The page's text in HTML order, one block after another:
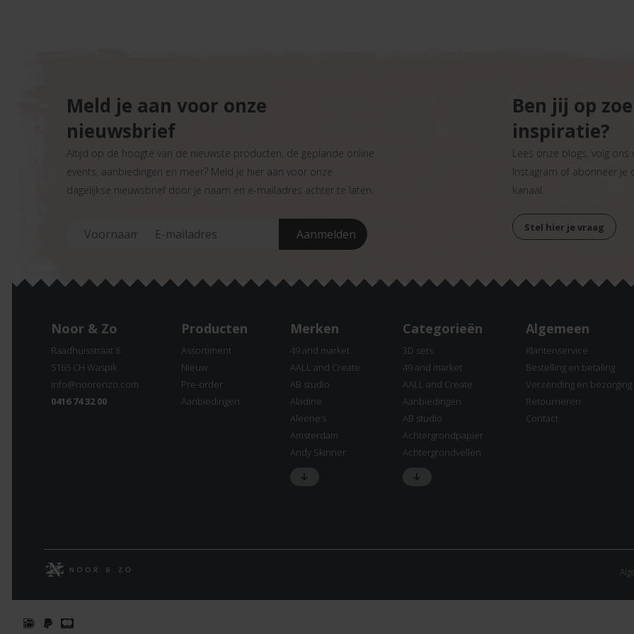
Meld je aan voor onze
nieuwsbrief
Altijd op de hoogte van de nieuwste producten, de geplande online
events, aanbiedingen en meer? Meld je hier aan voor onze
dagelijkse nieuwsbrief door je naam en e-mailadres achter te laten.
Ben jij op
inspiratie?
Lees onze blogs, volg
Instagram of abonneer je
kanaal.
Stel hier je vraag
Noor & Zo
Raadhuisstraat 8
5165 CH Waspik
info@noorenzo.com
0416 74 32 00
Producten
Assortiment
Nieuw
Pre-order
Aanbiedingen
Merken
49 and market
AALL and Create
AB studio
Aladine
Aleene’s
Amsterdam
Andy Skinner
Categorieën
3D sets
49 and market
AALL and Create
Aanbiedingen
AB studio
Achtergrondpapier
Achtergrondvellen
Algemeen
Klantenservice
Bestelling en betaling
Verzending en bezorging
Retourneren
Contact